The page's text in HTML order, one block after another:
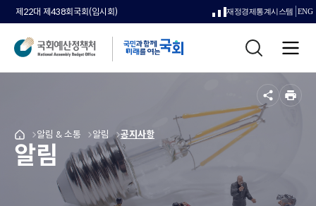
제22대 제438회국회(임시회)
새
으
열
림
재정경제통계시스템 ENG
검
색
전
체
메
뉴
국
회
예
메
뉴
로
알림 & 소통
메
뉴
로
이
동
알림
메
뉴
로
이
동
공지사항
알림
공
인